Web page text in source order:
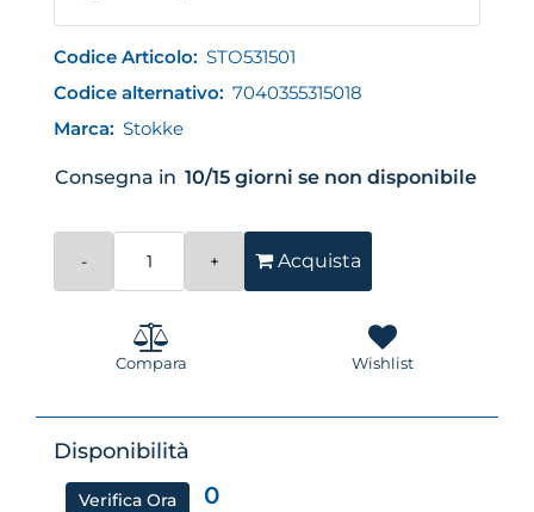
Codice Articolo: STO531501
Codice alternativo: 7040355315018
Marca: Stokke
Consegna in 10/15 giorni se non disponibile
Acquista
Compara Wishlist
Disponibilità
Verifica Ora 0